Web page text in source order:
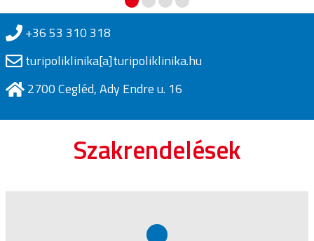
+36 53 310 318
turipoliklinika[a]turipoliklinika.hu
2700 Cegléd, Ady Endre u. 16
Szakrendelések